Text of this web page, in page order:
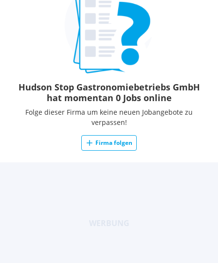
Hudson Stop Gastronomiebetriebs GmbH
hat momentan 0 Jobs online
Folge dieser Firma um keine neuen Jobangebote zu
verpassen!
Firma folgen